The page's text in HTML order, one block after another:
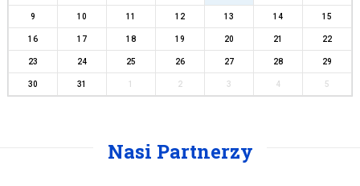
9 10 11 12 13 14 15
16 17 18 19 20 21 22
23 24 25 26 27 28 29
30 31 2 3 4 5
Nasi Partnerzy